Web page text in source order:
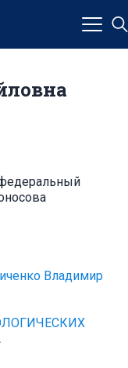
Владимир